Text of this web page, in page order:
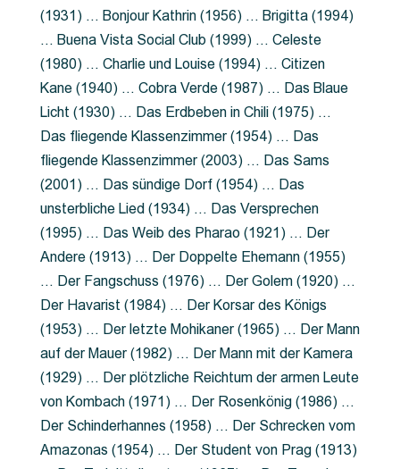
(1931) … Bonjour Kathrin (1956) … Brigitta (1994)
… Buena Vista Social Club (1999) … Celeste
(1980) … Charlie und Louise (1994) … Citizen
Kane (1940) … Cobra Verde (1987) … Das Blaue
Licht (1930) … Das Erdbeben in Chili (1975) …
Das fliegende Klassenzimmer (1954) … Das
fliegende Klassenzimmer (2003) … Das Sams
(2001) … Das sündige Dorf (1954) … Das
unsterbliche Lied (1934) … Das Versprechen
(1995) … Das Weib des Pharao (1921) … Der
Andere (1913) … Der Doppelte Ehemann (1955)
… Der Fangschuss (1976) … Der Golem (1920) …
Der Havarist (1984) … Der Korsar des Königs
(1953) … Der letzte Mohikaner (1965) … Der Mann
auf der Mauer (1982) … Der Mann mit der Kamera
(1929) … Der plötzliche Reichtum der armen Leute
von Kombach (1971) … Der Rosenkönig (1986) …
Der Schinderhannes (1958) … Der Schrecken vom
Amazonas (1954) … Der Student von Prag (1913)